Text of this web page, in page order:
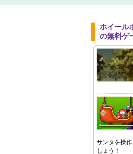
ホイール
の無料ゲ
サンタを操
しょう！